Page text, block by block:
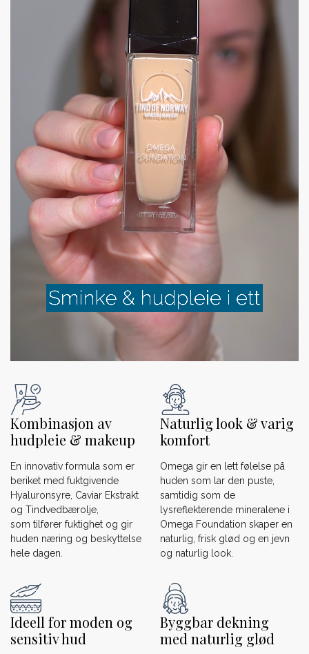
Kombinasjon av
hudpleie & makeup
En innovativ formula som er
beriket med fuktgivende
Hyaluronsyre, Caviar Ekstrakt
og Tindvedbærolje,
som tilfører fuktighet og gir
huden næring og beskyttelse
hele dagen.
Naturlig look & varig
komfort
Omega gir en lett følelse på
huden som lar den puste,
samtidig som de
lysreflekterende mineralene i
Omega Foundation skaper en
naturlig, frisk glød og en jevn
og naturlig look.
Ideell for moden og
sensitiv hud
Byggbar dekning
med naturlig glød